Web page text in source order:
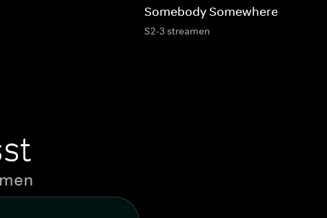
Somebody Somewhere
S2-3 streamen